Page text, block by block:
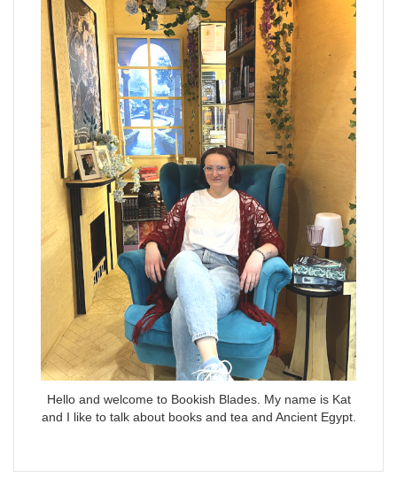
Hello and welcome to Bookish Blades. My name is Kat
and I like to talk about books and tea and Ancient Egypt.